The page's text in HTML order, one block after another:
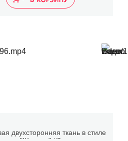
двухсторонняя ткань в стиле